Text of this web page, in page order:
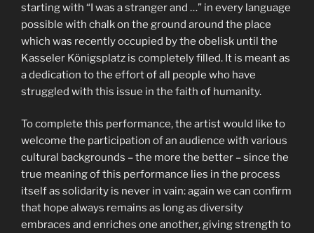
starting with “I was a stranger and …” in every language
possible with chalk on the ground around the place
which was recently occupied by the obelisk until the
Kasseler Königsplatz is completely filled. It is meant as
a dedication to the effort of all people who have
struggled with this issue in the faith of humanity.
To complete this performance, the artist would like to
welcome the participation of an audience with various
cultural backgrounds – the more the better – since the
true meaning of this performance lies in the process
itself as solidarity is never in vain: again we can confirm
that hope always remains as long as diversity
embraces and enriches one another, giving strength to